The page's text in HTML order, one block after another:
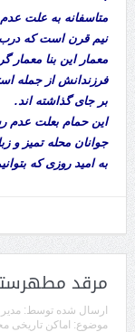
متاسفانه به علت
نیم قرن است که
معمار این بنا
فرزندانش از جمله
بر جای گذاشته اند.
این حمام بعلت عدم
جوانان محله تمیز و
به امید روزی که
مرقد
ارسال شده توسط: مدیر
موضوع: اماکن تاریخی